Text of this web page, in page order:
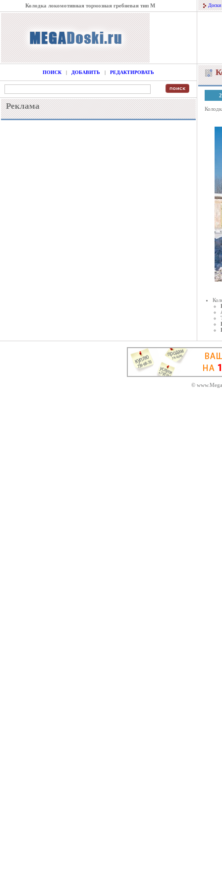
Колодка локомотивная тормозная гребневая тип М Доски
ПОИСК | ДОБАВИТЬ | РЕДАКТИРОВАТЬ
Реклама
©